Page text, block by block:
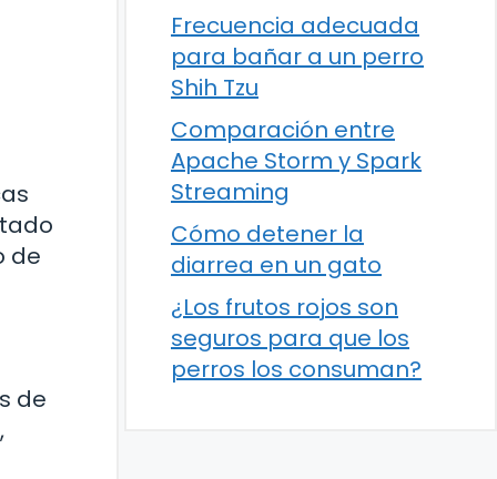
de
de
Frecuencia adecuada
para bañar a un perro
Shih Tzu
Comparación entre
Apache Storm y Spark
Streaming
Cómo detener la
diarrea en un gato
¿Los frutos rojos son
seguros para que los
perros los consuman?